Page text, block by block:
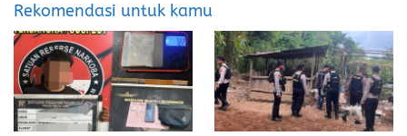
Rekomendasi untuk kamu